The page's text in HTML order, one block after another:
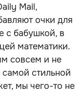
Mail,
очки для
с бабушкой, в
математики.
совсем и не
самой стильной
мы чего-то не